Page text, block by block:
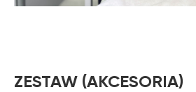
ZESTAW (AKCESORIA)